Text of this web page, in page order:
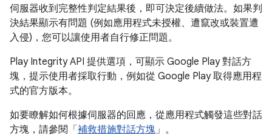
伺服器收到完整性判定結果後，即可決定後續做法。如果判
決結果顯示有問題 (例如應用程式未授權、遭竄改或裝置遭
入侵)，您可以讓使用者自行修正問題。
Play Integrity API 提供選項，可顯示 Google Play 對話方
塊，提示使用者採取行動，例如從 Google Play 取得應用程
式的官方版本。
如要瞭解如何根據伺服器的回應，從應用程式觸發這些對話
方塊，請參閱「 補救措施對話方塊」。